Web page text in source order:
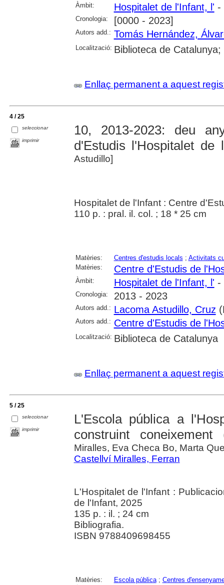
Àmbit: Hospitalet de l'Infant, l' -
Cronologia: [0000 - 2023]
Autors add.: Tomás Hernández,
Localització: Biblioteca de
Enllaç permanent a aquest
4 / 25
seleccionar
imprimir
10, 2013-2023: deu
d'Estudis l'Hospitalet de
Astudillo]
Hospitalet de l'Infant : Centre
110 p. : pral. il. col. ; 18 * 25 cm
Matèries: Centres d'estudis locals ; Activitats
Matèries:
Centre d'Estudis de
Àmbit: Hospitalet de l'Infant, l' -
Cronologia: 2013 - 2023
Autors add.: Lacoma Astudillo, Cruz
Autors add.: Centre d'Estudis de
Localització: Biblioteca de Catalunya
Enllaç permanent a aquest
5 / 25
seleccionar
imprimir
L'Escola pública a
construint coneixement
Miralles, Eva Checa Bo, Marta
Castellví Miralles, Ferran
L'Hospitalet de l'Infant :
de l'Infant, 2025
135 p. : il. ; 24 cm
Bibliografia.
ISBN 9788409698455
Matèries: Escola pública; Centres